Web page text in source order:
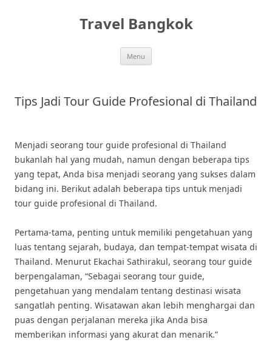
Travel Bangkok
Menu
Tips Jadi Tour Guide Profesional di Thailand
Menjadi seorang tour guide profesional di Thailand
bukanlah hal yang mudah, namun dengan beberapa tips
yang tepat, Anda bisa menjadi seorang yang sukses dalam
bidang ini. Berikut adalah beberapa tips untuk menjadi
tour guide profesional di Thailand.
Pertama-tama, penting untuk memiliki pengetahuan yang
luas tentang sejarah, budaya, dan tempat-tempat wisata di
Thailand. Menurut Ekachai Sathirakul, seorang tour guide
berpengalaman, “Sebagai seorang tour guide,
pengetahuan yang mendalam tentang destinasi wisata
sangatlah penting. Wisatawan akan lebih menghargai dan
puas dengan perjalanan mereka jika Anda bisa
memberikan informasi yang akurat dan menarik.”